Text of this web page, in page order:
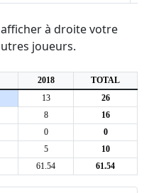
à droite votre
joueurs.
2018
TOTAL
13
26
8
16
0
0
5
10
61.54 61.54